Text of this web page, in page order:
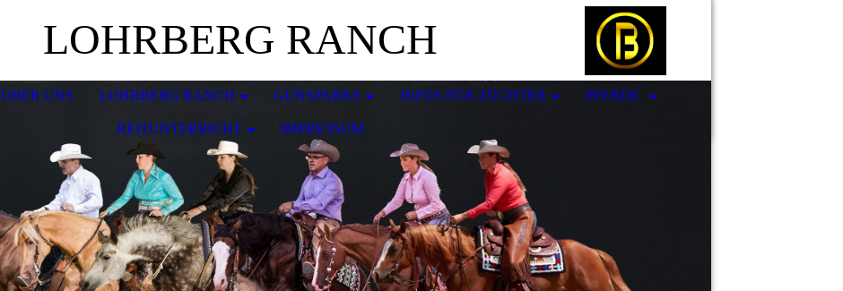
LOHRBERG RANCH
ÜBER UNS LOHRBERG RANCH GUNSPARKS INFOS FÜR ZÜCHTER PFERDE
REITUNTERRICHT IMPRESSUM